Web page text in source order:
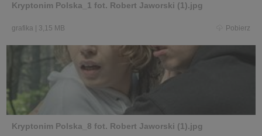
Kryptonim Polska_1 fot. Robert Jaworski (1).jpg
grafika 3,15 MB Pobierz
Kryptonim Polska_8 fot. Robert Jaworski (1).jpg